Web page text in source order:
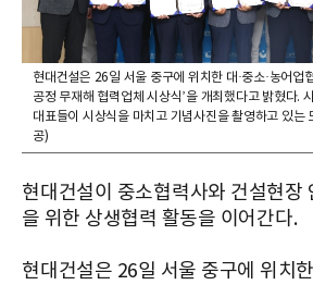
현대건설은 26일 서울 중구에 위치한 대·중소·농어업
공정 무재해 협력업체 시상식’을 개최했다고 밝혔다.
대표들이 시상식을 마치고 기념사진을 촬영하고 있는
공)
현대건설이 중소협력사와 건설현장
을 위한 상생협력 활동을 이어간다.
현대건설은 26일 서울 중구에 위치